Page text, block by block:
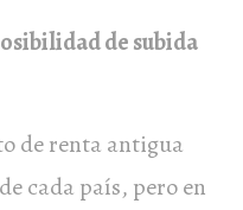
de subida
de renta antigua
cada país, pero en